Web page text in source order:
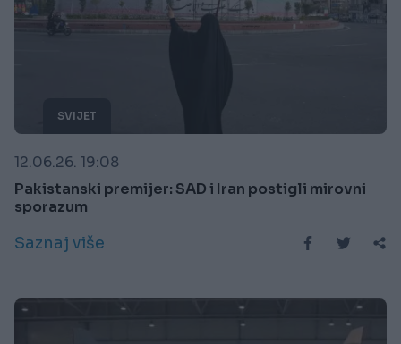
SVIJET
12.06.26. 19:08
Pakistanski premijer: SAD i Iran postigli mirovni
sporazum
Saznaj više